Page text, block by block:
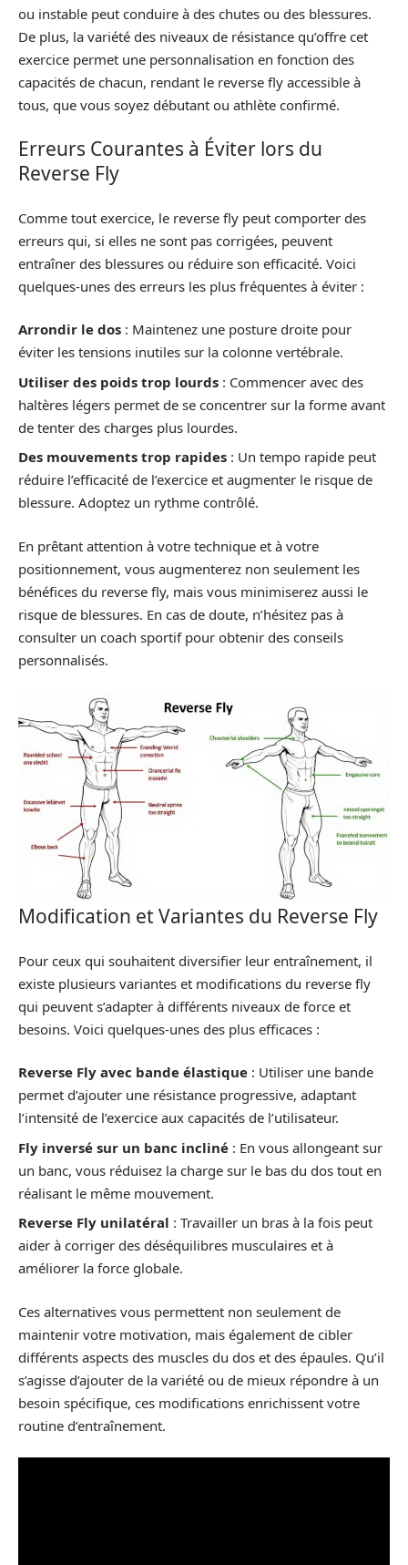
ou instable peut conduire à des chutes ou des blessures.
De plus, la variété des niveaux de résistance qu’offre cet
exercice permet une personnalisation en fonction des
capacités de chacun, rendant le reverse fly accessible à
tous, que vous soyez débutant ou athlète confirmé.
Erreurs Courantes à Éviter lors du
Reverse Fly
Comme tout exercice, le reverse fly peut comporter des
erreurs qui, si elles ne sont pas corrigées, peuvent
entraîner des blessures ou réduire son efficacité. Voici
quelques-unes des erreurs les plus fréquentes à éviter :
Arrondir le dos : Maintenez une posture droite pour
éviter les tensions inutiles sur la colonne vertébrale.
Utiliser des poids trop lourds : Commencer avec des
haltères légers permet de se concentrer sur la forme avant
de tenter des charges plus lourdes.
Des mouvements trop rapides : Un tempo rapide peut
réduire l’efficacité de l’exercice et augmenter le risque de
blessure. Adoptez un rythme contrôlé.
En prêtant attention à votre technique et à votre
positionnement, vous augmenterez non seulement les
bénéfices du reverse fly, mais vous minimiserez aussi le
risque de blessures. En cas de doute, n’hésitez pas à
consulter un coach sportif pour obtenir des conseils
personnalisés.
Modification et Variantes du Reverse Fly
Pour ceux qui souhaitent diversifier leur entraînement, il
existe plusieurs variantes et modifications du reverse fly
qui peuvent s’adapter à différents niveaux de force et
besoins. Voici quelques-unes des plus efficaces :
Reverse Fly avec bande élastique : Utiliser une bande
permet d’ajouter une résistance progressive, adaptant
l’intensité de l’exercice aux capacités de l’utilisateur.
Fly inversé sur un banc incliné : En vous allongeant sur
un banc, vous réduisez la charge sur le bas du dos tout en
réalisant le même mouvement.
Reverse Fly unilatéral : Travailler un bras à la fois peut
aider à corriger des déséquilibres musculaires et à
améliorer la force globale.
Ces alternatives vous permettent non seulement de
maintenir votre motivation, mais également de cibler
différents aspects des muscles du dos et des épaules. Qu’il
s’agisse d’ajouter de la variété ou de mieux répondre à un
besoin spécifique, ces modifications enrichissent votre
routine d’entraînement.